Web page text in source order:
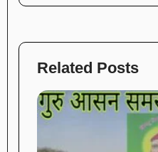
Related Posts